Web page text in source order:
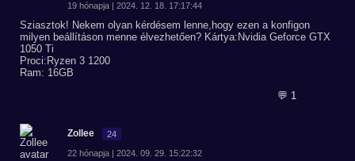
19 hónapja | 2024. 12. 18. 17:17:44
Sziasztok! Nekem olyan kérdésem lenne,hogy ezen a konfigon
milyen beállításon menne élvezhetően? Kártya:Nvidia Geforce GTX
1050 Ti
Proci:Ryzen 3 1200
Ram: 16GB
💬 1
Zollee 24
22 hónapja | 2024. 09. 29. 15:22:32